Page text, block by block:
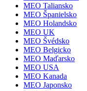
MEO Taliansko
MEO Španielsko
MEO Holandsko
MEO UK
MEO Švédsko
MEO Belgicko
MEO Maďarsko
MEO USA
MEO Kanada
MEO Japonsko